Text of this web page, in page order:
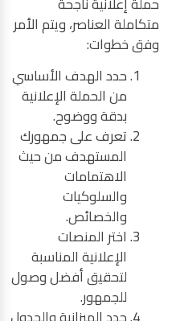
متكاملة العناصر، ويتم الأمر
وفق خطوات:
حدد الهدف الأساسي
من الحملة الإعلانية
بدقة ووضوح.
تعرف على جمهورك
المستهدف من حيث
الاهتمامات
والسلوكيات
والخصائص.
اختر المنصات
الإعلانية المناسبة
لتحقيق أفضل وصول
للجمهور.